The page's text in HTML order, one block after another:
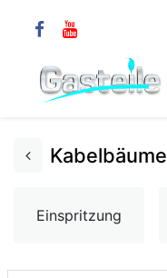
Kabelbäume
Einspritzung